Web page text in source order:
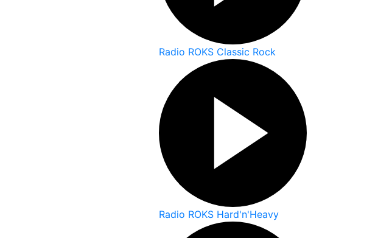
Radio ROKS Classic Rock
Radio ROKS Hard'n'Heavy